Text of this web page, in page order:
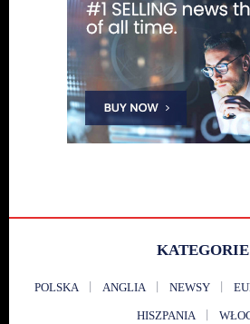
KATEGORIE
POLSKA ANGLIA NEWSY
HISZPANIA